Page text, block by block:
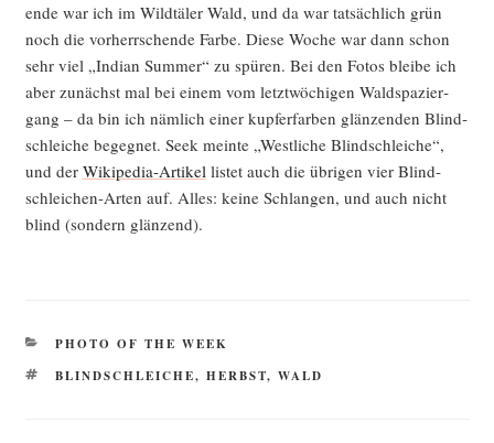
en­de war ich im Wild­tä­ler Wald, und da war tat­säch­lich grün
noch die vor­herr­schen­de Far­be. Die­se Woche war dann schon
sehr viel „Indi­an Sum­mer“ zu spü­ren. Bei den Fotos blei­be ich
aber zunächst mal bei einem vom letzt­wö­chi­gen Wald­spa­zier­
gang – da bin ich näm­lich einer kup­fer­far­ben glän­zen­den Blind­
schlei­che begeg­net. Seek mein­te „West­li­che Blind­schlei­che“,
und der Wiki­pe­dia-Arti­kellis­tet auch die übri­gen vier Blind­
schlei­chen-Arten auf. Alles: kei­ne Schlan­gen, und auch nicht
blind (son­dern glänzend).
KATEGORIEN
PHOTO OF THE WEEK
SCHLAGWÖRTER
BLINDSCHLEICHE, HERBST, WALD